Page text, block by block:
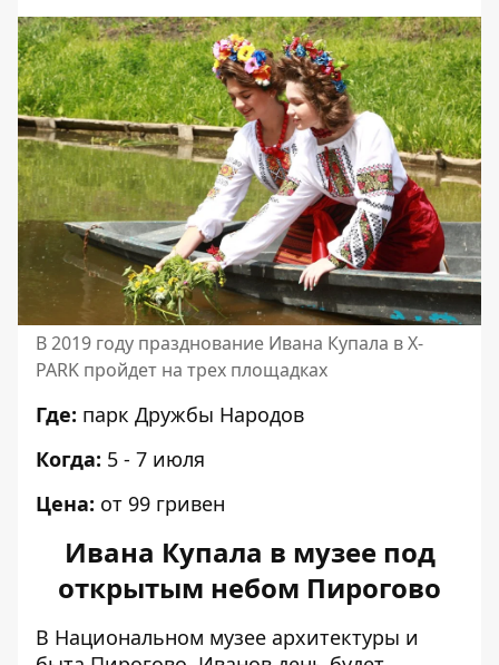
В 2019 году празднование Ивана Купала в X-
PARK пройдет на трех площадках
Где: парк Дружбы Народов
Когда: 5 - 7 июля
Цена: от 99 гривен
Ивана Купала в музее под
открытым небом Пирогово
В Национальном музее архитектуры и